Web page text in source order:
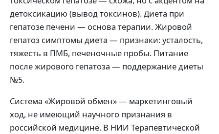
детоксикацию (вывод токсинов). Диета при
гепатозе печени — основа терапии. Жировой
гепатоз симптомы диета — признаки: усталость,
тяжесть в ПМБ, печеночные пробы. Питание
после жирового гепатоза — поддержание диеты
№5.
Система «Жировой обмен» — маркетинговый
ход, не имеющий научного признания в
российской медицине. В НИИ Терапевтической